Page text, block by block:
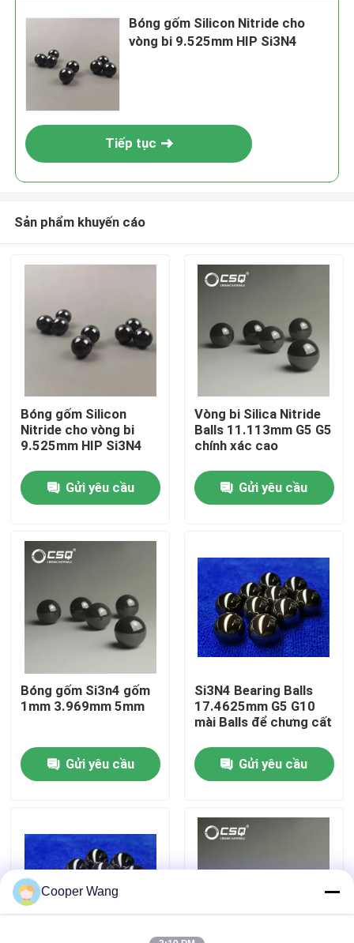
Trang chủ
Về chúng tôi
Tham quan nhà máy
Liên hệ chúng tôi
Yêu cầu báo giá
Vòng bi gốm
Bóng gốm Silicon Nitride cho
vòng bi 9.525mm HIP Si3N4
Tiếp tục
Sản phẩm khuyến cáo
Bóng gốm Silicon
Nitride cho vòng bi
9.525mm HIP Si3N4
Gửi yêu cầu
Vòng bi Silica Nitride
Balls 11.113mm G5 G5
chính xác cao
Gửi yêu cầu
Bóng gốm Si3n4 gốm
1mm 3.969mm 5mm
Gửi yêu cầu
Si3N4 Bearing Balls
17.4625mm G5 G10
mài Balls để chưng cất
Gửi yêu cầu
Cooper Wang